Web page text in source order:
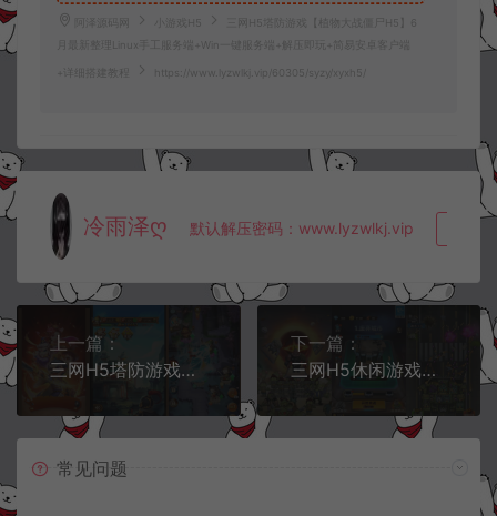
阿泽源码网 小游戏H5
三网H5塔防游戏【植物大战僵尸H5】6
月最新整理Linux手工服务端+Win一键服务端+解压即玩+简易安卓客户端
+详细搭建教程 https://www.lyzwlkj.vip/60305/syzy/xyxh5/
冷雨泽ღ 默认解压密码：www.lyzwlkj.vip
上一篇：
三网H5塔防游戏【三国守卫H5】6月最新整理Linux手工服务端+Win一键服务端+解压即玩+简易安卓客户端+详细搭建教程
下一篇：
三网H5休闲游戏【战车迷城H5】6月最新整理Linux手工服务端+Win一键服务端+解压即玩+简易安卓客户端+详细搭建教程
常见问题